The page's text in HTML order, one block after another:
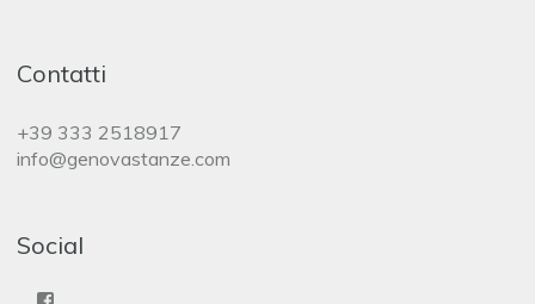
Contatti
+39 333 2518917
info@genovastanze.com
Social